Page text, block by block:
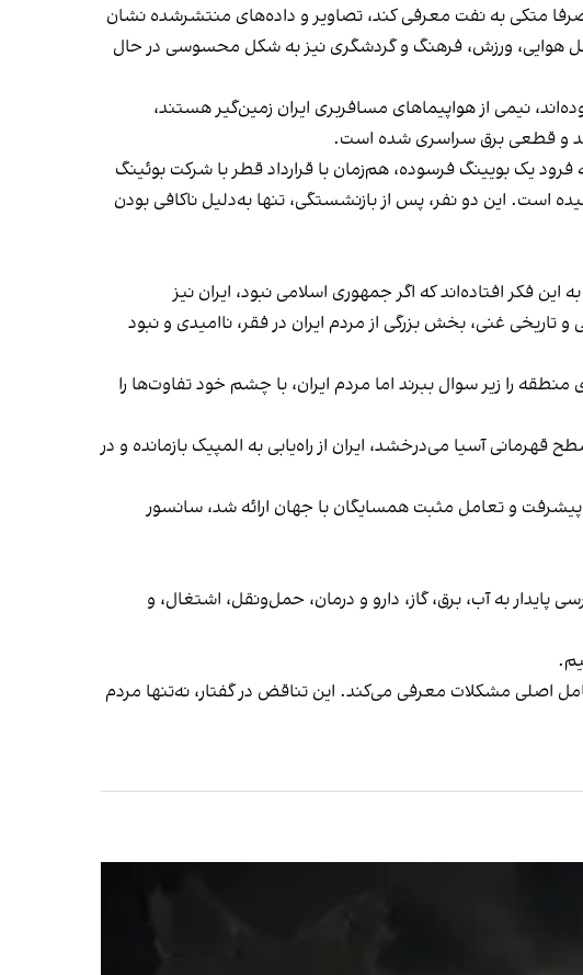
متکی به نفت معرفی کند، تصاویر و داده‌های منتشرشده نشان
هوایی، ورزش، فرهنگ و گردشگری نیز به شکل محسوسی در حال
محتاج دریافت کالاهای کوپنی بوده‌اند، نیمی از هواپیماهای مسافربری ایران زمین‌گیر هستند،
و قطعی برق سراسری شده است.
یک بویینگ فرسوده، هم‌زمان با قرارداد قطر با شرکت بوئینگ
است. این دو نفر، پس از بازنشستگی، تنها به‌دلیل ناکافی بودن
فکر افتاده‌اند که اگر جمهوری اسلامی نبود، ایران نیز
غنی، بخش بزرگی از مردم ایران در فقر، ناامیدی و نبود
را زیر سوال ببرند اما مردم ایران، با چشم خود تفاوت‌ها را
آسیا می‌درخشد، ایران از راه‌یابی به المپیک بازمانده و در
و تعامل مثبت همسایگان با جهان ارائه شد، سانسور
به آب، برق، گاز، دارو و درمان، حمل‌ونقل، اشتغال، و
اصلی مشکلات معرفی می‌کند. این تناقض در گفتار، نه‌تنها مردم